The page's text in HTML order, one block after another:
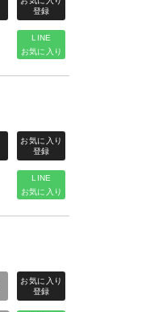
LINE
お気に入り
LINE
お気に入り